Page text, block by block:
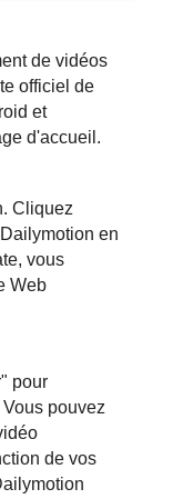
de vidéos
officiel de
et
d'accueil.
Cliquez
en
vous
Web
pour
pouvez
de vos